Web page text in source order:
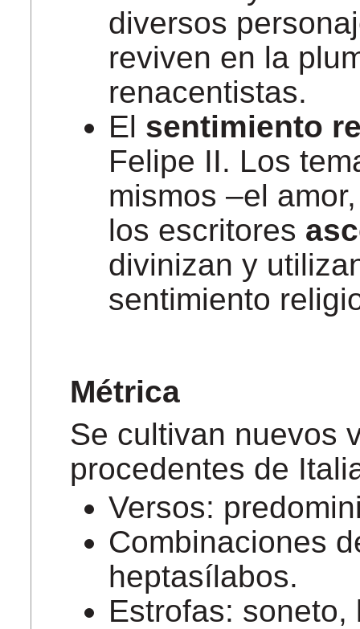
diversos
reviven en la
renacentistas.
El sentimiento
Felipe II. Los
mismos –el
los escritores
divinizan y
sentimiento
Métrica
Se cultivan nuevos
procedentes de
Versos:
Combinaciones
heptasílabos.
Estrofas: